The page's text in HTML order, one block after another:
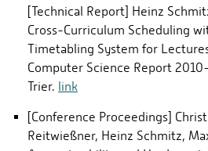
[Technical Report] Heinz
Cross-Curriculum Scheduling
Timetabling System for
Computer Science Report
Trier. link
[Conference Proceedings]
Reitwießner, Heinz Schmitz,